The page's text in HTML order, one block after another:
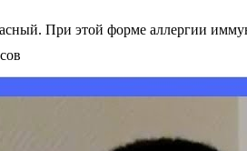
При этой форме аллергии